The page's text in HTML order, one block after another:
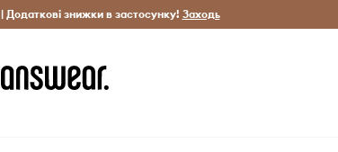
товари Заощаджуй з Answear Club
знижки в застосунку! Заходь